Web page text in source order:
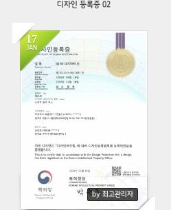
디자인 등록증 02
17
JAN
by 최고관리자
396